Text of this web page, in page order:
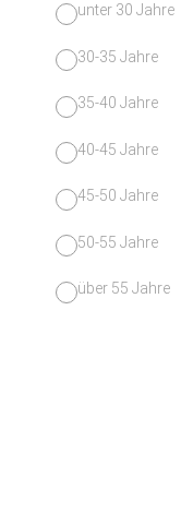
unter 30 Jahre
30-35 Jahre
35-40 Jahre
40-45 Jahre
45-50 Jahre
50-55 Jahre
über 55 Jahre